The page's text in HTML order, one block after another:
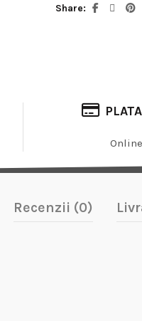
Share
Recenzii (0)